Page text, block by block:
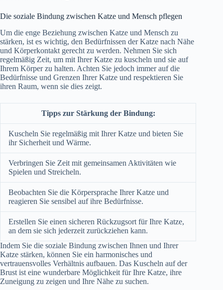
Die soziale Bindung zwischen Katze und Mensch pflegen
Um die enge Beziehung zwischen Katze und Mensch zu
stärken, ist es wichtig, den Bedürfnissen der Katze nach Nähe
und Körperkontakt gerecht zu werden. Nehmen Sie sich
regelmäßig Zeit, um mit Ihrer Katze zu kuscheln und sie auf
Ihrem Körper zu halten. Achten Sie jedoch immer auf die
Bedürfnisse und Grenzen Ihrer Katze und respektieren Sie
ihren Raum, wenn sie dies zeigt.
Tipps zur Stärkung der Bindung:
Kuscheln Sie regelmäßig mit Ihrer Katze und bieten Sie
ihr Sicherheit und Wärme.
Verbringen Sie Zeit mit gemeinsamen Aktivitäten wie
Spielen und Streicheln.
Beobachten Sie die Körpersprache Ihrer Katze und
reagieren Sie sensibel auf ihre Bedürfnisse.
Erstellen Sie einen sicheren Rückzugsort für Ihre Katze,
an dem sie sich jederzeit zurückziehen kann.
Indem Sie die soziale Bindung zwischen Ihnen und Ihrer
Katze stärken, können Sie ein harmonisches und
vertrauensvolles Verhältnis aufbauen. Das Kuscheln auf der
Brust ist eine wunderbare Möglichkeit für Ihre Katze, ihre
Zuneigung zu zeigen und Ihre Nähe zu suchen.